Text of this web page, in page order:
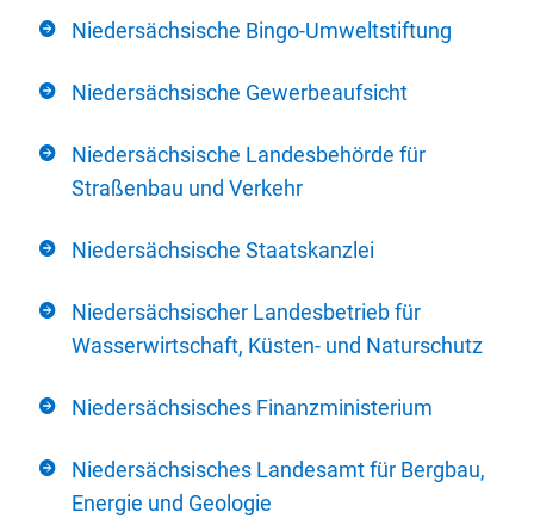
Niedersächsische Bingo-Umweltstiftung
Niedersächsische Gewerbeaufsicht
Niedersächsische Landesbehörde für
Straßenbau und Verkehr
Niedersächsische Staatskanzlei
Niedersächsischer Landesbetrieb für
Wasserwirtschaft, Küsten- und Naturschutz
Niedersächsisches Finanzministerium
Niedersächsisches Landesamt für Bergbau,
Energie und Geologie